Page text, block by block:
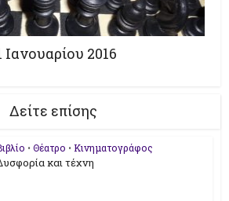
Ιανουαρίου 2016
Δείτε επίσης
• Θέατρο • Κινηματογράφος
και τέχνη